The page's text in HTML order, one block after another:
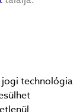
technológia